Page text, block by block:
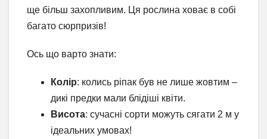
ще більш захопливим. Ця рослина ховає в собі
багато сюрпризів!
Ось що варто знати:
Колір: колись ріпак був не лише жовтим –
дикі предки мали блідіші квіти.
Висота: сучасні сорти можуть сягати 2 м у
ідеальних умовах!